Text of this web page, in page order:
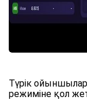
Түрік
режиміне қол